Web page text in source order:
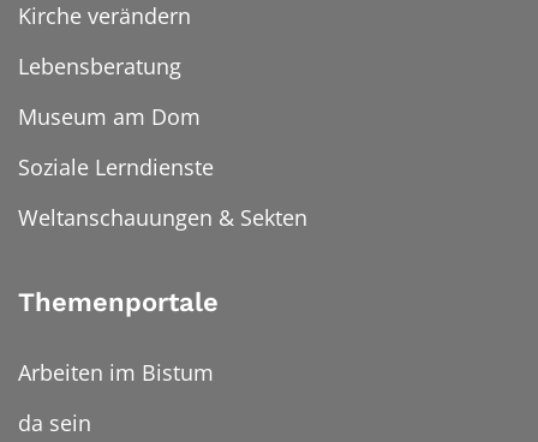
Kirche verändern
Lebensberatung
Museum am Dom
Soziale Lerndienste
Weltanschauungen & Sekten
Themenportale
Arbeiten im Bistum
da sein